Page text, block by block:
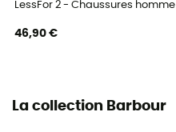
LessFor 2 - Chaussures homme
46,90 €
La collection Barbour